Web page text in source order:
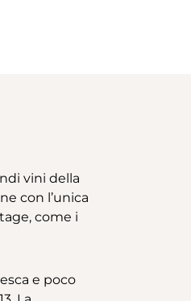
vini della
con l’unica
come i
e poco